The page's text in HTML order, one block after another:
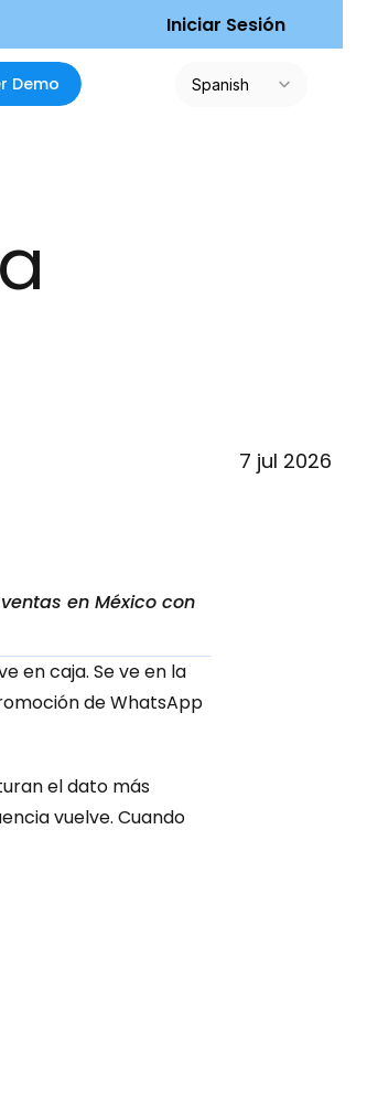
Iniciar Sesión
r Demo Spanish
7 jul 2026
en México con
en caja. Se ve en la
de WhatsApp
el dato más
vuelve. Cuando